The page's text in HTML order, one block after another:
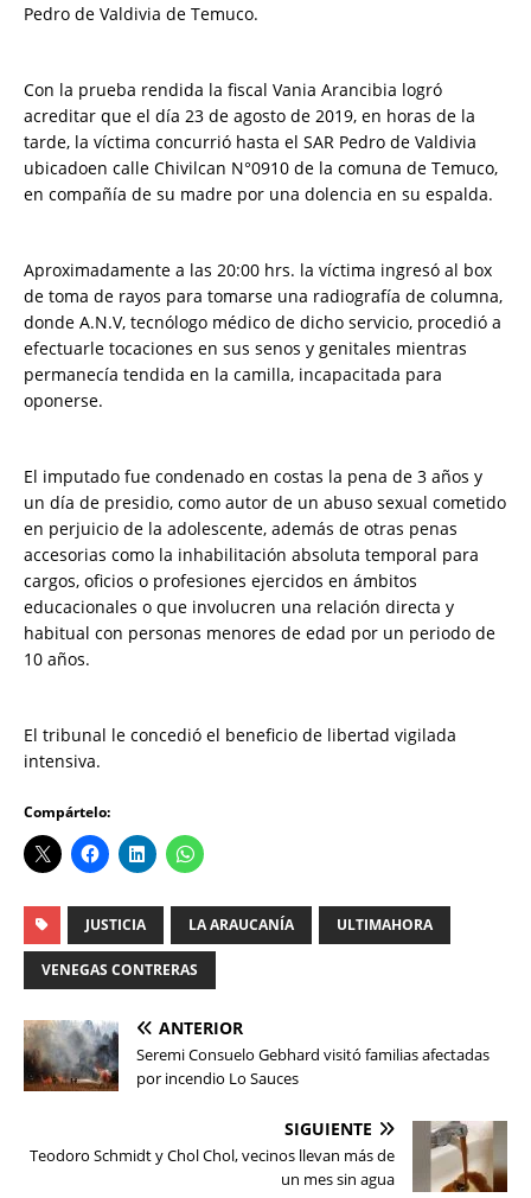
Pedro de Valdivia de Temuco.
Con la prueba rendida la fiscal Vania Arancibia logró
acreditar que el día 23 de agosto de 2019, en horas de la
tarde, la víctima concurrió hasta el SAR Pedro de Valdivia
ubicadoen calle Chivilcan N°0910 de la comuna de Temuco,
en compañía de su madre por una dolencia en su espalda.
Aproximadamente a las 20:00 hrs. la víctima ingresó al box
de toma de rayos para tomarse una radiografía de columna,
donde A.N.V, tecnólogo médico de dicho servicio, procedió a
efectuarle tocaciones en sus senos y genitales mientras
permanecía tendida en la camilla, incapacitada para
oponerse.
El imputado fue condenado en costas la pena de 3 años y
un día de presidio, como autor de un abuso sexual cometido
en perjuicio de la adolescente, además de otras penas
accesorias como la inhabilitación absoluta temporal para
cargos, oficios o profesiones ejercidos en ámbitos
educacionales o que involucren una relación directa y
habitual con personas menores de edad por un periodo de
10 años.
El tribunal le concedió el beneficio de libertad vigilada
intensiva.
Compártelo:
JUSTICIA LA ARAUCANÍA ULTIMAHORA
VENEGAS CONTRERAS
ANTERIOR
Seremi Consuelo Gebhard visitó familias afectadas
por incendio Lo Sauces
SIGUIENTE
Teodoro Schmidt y Chol Chol, vecinos llevan más de
un mes sin agua